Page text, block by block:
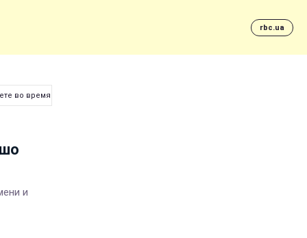
rbc.ua
во время перелета
и